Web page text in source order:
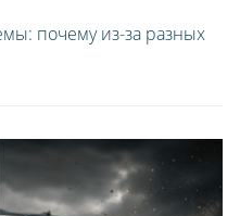
почему из-за разных